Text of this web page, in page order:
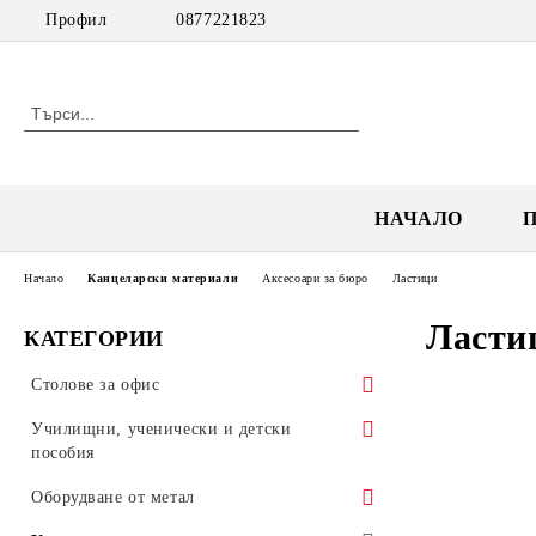
Профил 0877221823
НАЧАЛО
КАТЕГОРИИ
Столове за офис
Посетителски столове
Училищни, ученически и детски
пособия
Обзавеждане за училища
Оборудване от метал
Начало Канцеларски материали Аксесоари за бюро Ластици